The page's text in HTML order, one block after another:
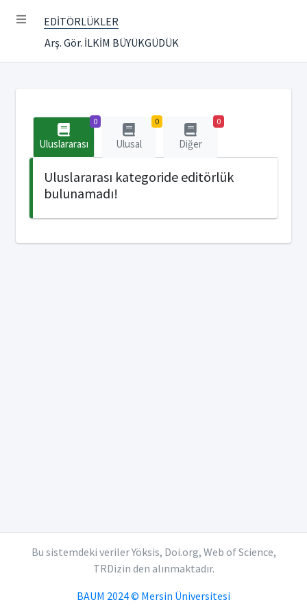
EDİTÖRLÜKLER
Arş. Gör. İLKİM BÜYÜKGÜDÜK
0
Uluslararası
0
Ulusal
0
Diğer
Uluslararası kategoride editörlük
bulunamadı!
Bu sistemdeki veriler Yöksis, Doi.org, Web of Science,
TRDizin den alınmaktadır.
BAUM 2024 © Mersin Üniversitesi